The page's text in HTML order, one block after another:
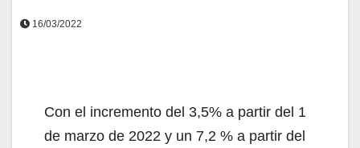
16/03/2022
Con el incremento del 3,5% a partir del 1
de marzo de 2022 y un 7,2 % a partir del